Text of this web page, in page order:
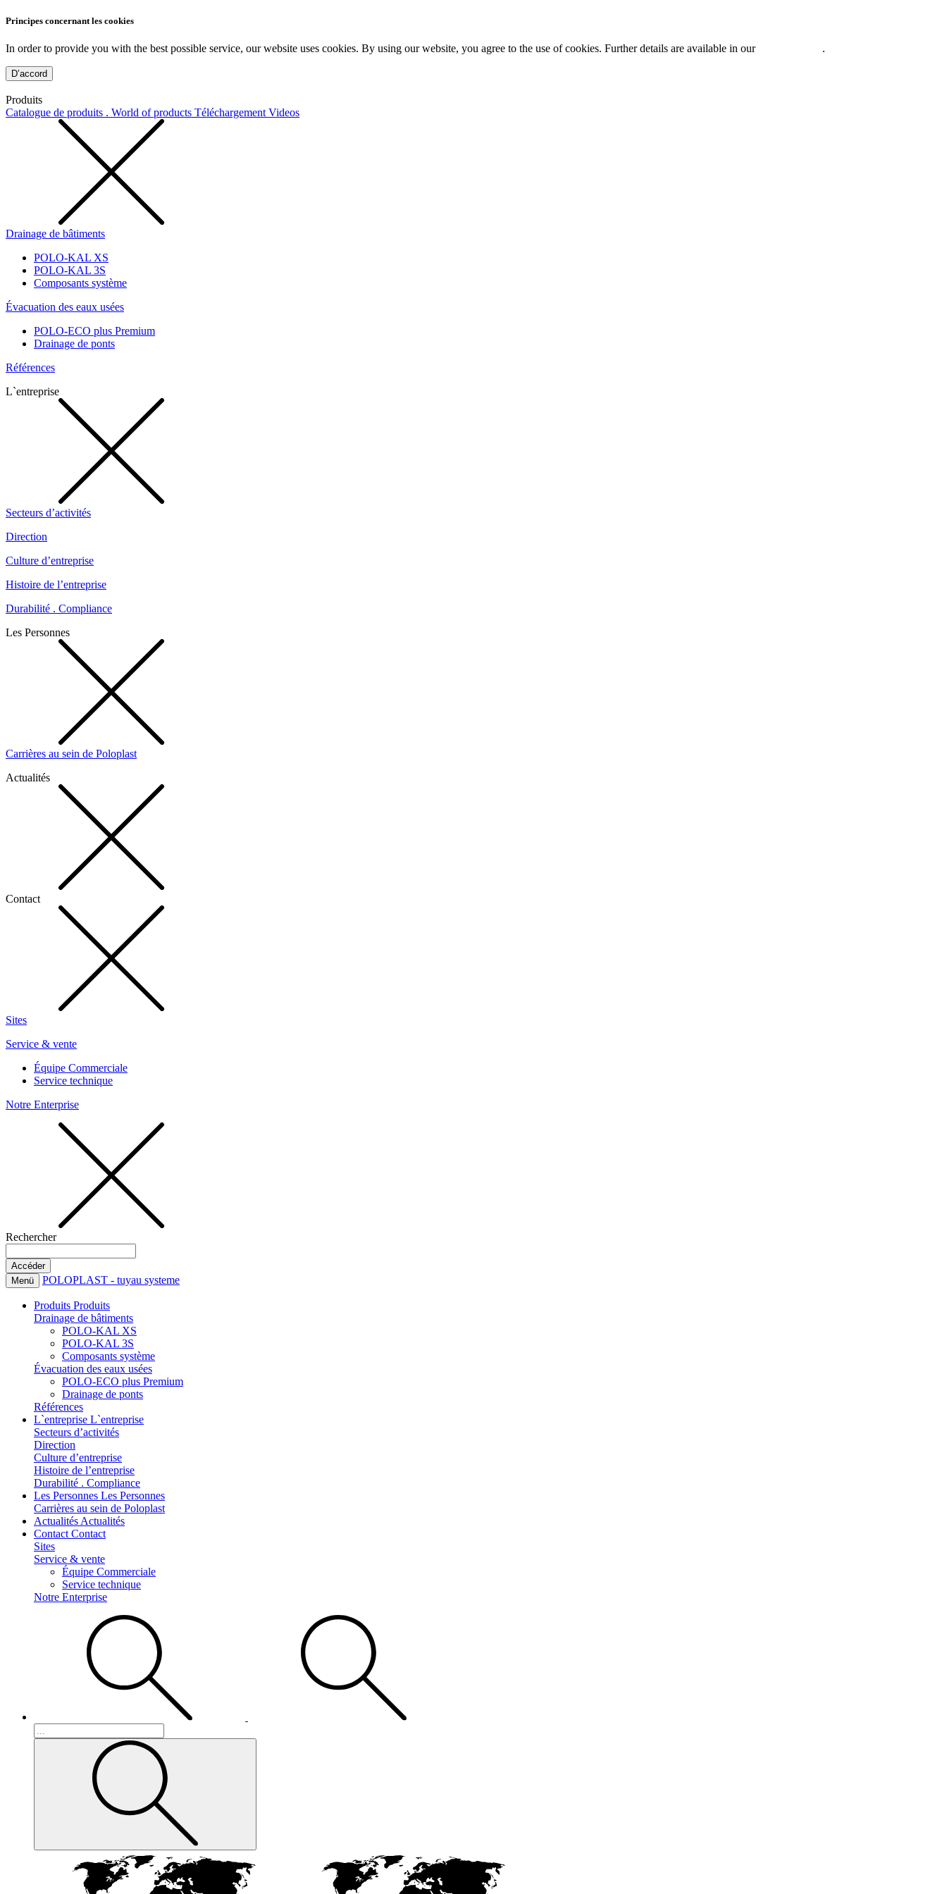
Principes concernant les cookies
In order to provide you with the best possible service, our website uses cookies. By using our website, you agree to the use of cookies. Further details are available in our .
D’accord
Produits
Catalogue de produits . World of products Téléchargement Videos
Drainage de bâtiments
POLO-KAL XS
POLO-KAL 3S
Composants système
Évacuation des eaux usées
POLO-ECO plus Premium
Drainage de ponts
Références
L`entreprise
Secteurs d’activités
Direction
Culture d’entreprise
Histoire de l’entreprise
Durabilité . Compliance
Les Personnes
Carrières au sein de Poloplast
Actualités
Contact
Sites
Service & vente
Équipe Commerciale
Service technique
Notre Enterprise
Rechercher
Menü POLOPLAST - tuyau systeme
Produits Produits
Drainage de bâtiments
POLO-KAL XS
POLO-KAL 3S
Composants système
Évacuation des eaux usées
POLO-ECO plus Premium
Drainage de ponts
Références
L`entreprise L`entreprise
Secteurs d’activités
Direction
Culture d’entreprise
Histoire de l’entreprise
Durabilité . Compliance
Les Personnes Les Personnes
Carrières au sein de Poloplast
Actualités Actualités
Contact Contact
Sites
Service & vente
Équipe Commerciale
Service technique
Notre Enterprise